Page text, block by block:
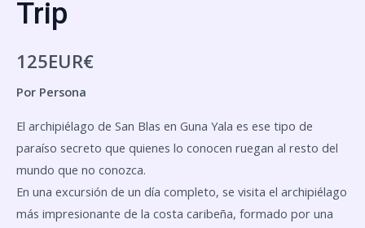
Trip
125EUR€
Por Persona
El archipiélago de San Blas en Guna Yala es ese tipo de
paraíso secreto que quienes lo conocen ruegan al resto del
mundo que no conozca.
En una excursión de un día completo, se visita el archipiélago
más impresionante de la costa caribeña, formado por una